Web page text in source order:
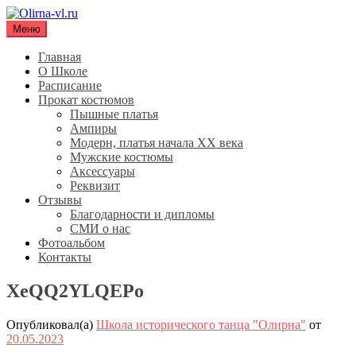
Перейти
содержимому
Olirna-vl.ru
Школа исторического танца "Олирна"
Меню
Главная
О Школе
Расписание
Прокат костюмов
Пышные платья
Ампиры
Модерн, платья начала XX века
Мужские костюмы
Аксессуары
Реквизит
Отзывы
Благодарности и дипломы
СМИ о нас
Фотоальбом
Контакты
XeQQ2YLQEPo
Опубликовал(а) Школа исторического танца "Олирна" от
20.05.2023